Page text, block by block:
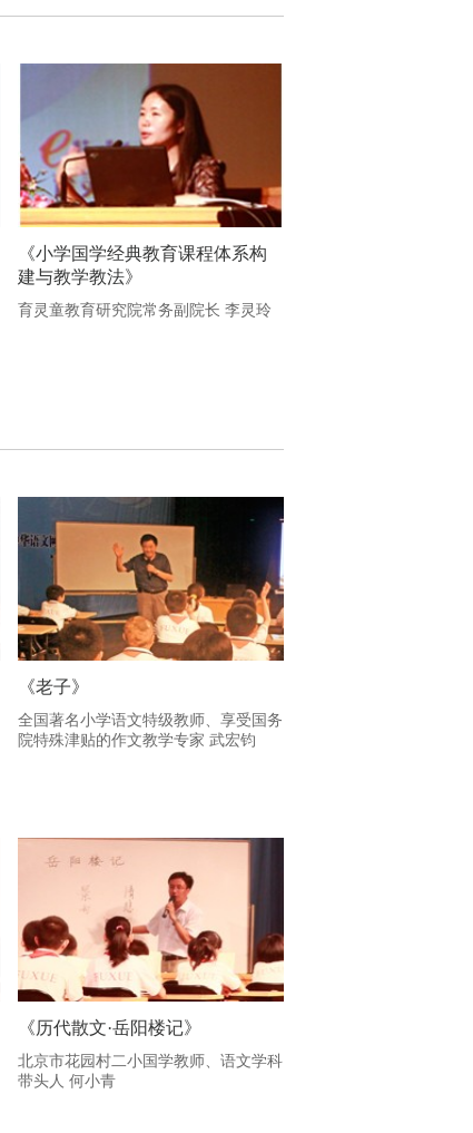
《小学国学经典教育课程体系构
建与教学教法》
育灵童教育研究院常务副院长 李灵玲
《老子》
全国著名小学语文特级教师、享受国务
院特殊津贴的作文教学专家 武宏钧
《历代散文·岳阳楼记》
北京市花园村二小国学教师、语文学科
带头人 何小青